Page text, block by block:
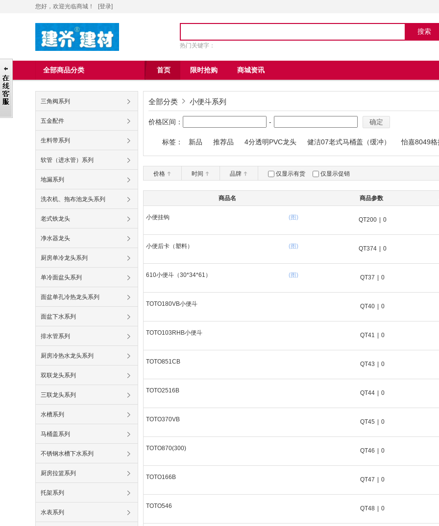
您好，欢迎光临商城！ [登录]
热门关键字：
全部商品分类 首页 限时抢购 商城资讯
三角阀系列
五金配件
生料带系列
软管（进水管）系列
地漏系列
洗衣机、拖布池龙头系列
老式铁龙头
净水器龙头
厨房单冷龙头系列
单冷面盆头系列
面盆单孔冷热龙头系列
面盆下水系列
排水管系列
厨房冷热水龙头系列
双联龙头系列
三联龙头系列
水槽系列
马桶盖系列
不锈钢水槽下水系列
厨房拉篮系列
托架系列
水表系列
全部分类 小便斗系列
价格区间： - 确定
标签： 新品 推荐品 4分透明PVC龙头 健洁07老式马桶盖（缓冲） 怡嘉8049格
九牧王6004马桶
价格 时间 品牌 仅显示有货 仅显示促销
商品名 商品参数
小便挂钩 (图) QT200 0
小便后卡（塑料） (图) QT374 0
610小便斗（30*34*61） (图) QT37 0
TOTO180VB小便斗 QT40 0
TOTO103RHB小便斗 QT41 0
TOTO851CB QT43 0
TOTO2516B QT44 0
TOTO370VB QT45 0
TOTO870(300) QT46 0
TOTO166B QT47 0
TOTO546 QT48 0